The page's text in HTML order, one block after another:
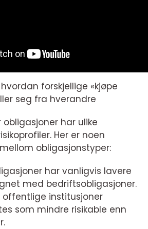
forskjellige «kjøpe
seg fra hverandre
obligasjoner har ulike
Her er noen
obligasjonstyper:
har vanligvis lavere
med bedriftsobligasjoner.
offentlige institusjoner
som mindre risikable enn